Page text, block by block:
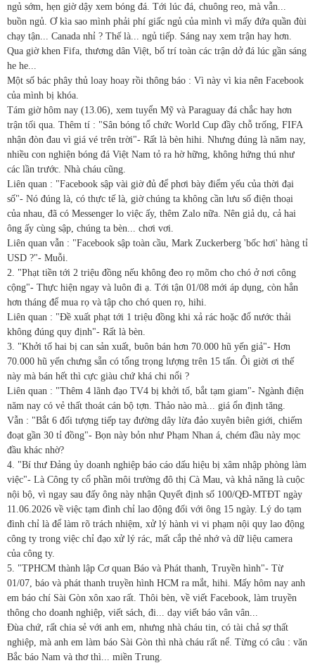
ngủ sớm, hẹn giờ dậy xem bóng đá. Tới lúc đá, chuông reo, mà vẫn...
buồn ngủ. Ơ kìa sao mình phải phí giấc ngủ của mình vì mấy đứa quần đùi
chạy tận... Canada nhỉ ? Thế là... ngủ tiếp. Sáng nay xem trận hay hơn.
Qua giờ khen Fifa, thương dân Việt, bố trí toàn các trận dở đá lúc gần sáng
he he...
Một số bác phây thủ loay hoay rồi thông báo : Vì này vì kia nên Facebook
của mình bị khóa.
Tám giờ hôm nay (13.06), xem tuyển Mỹ và Paraguay đá chắc hay hơn
trận tối qua. Thêm tí : "Sân bóng tổ chức World Cup đầy chỗ trống, FIFA
nhận đòn đau vì giá vé trên trời"- Rất là bèn hihi. Nhưng đúng là năm nay,
nhiều con nghiện bóng đá Việt Nam tỏ ra hờ hững, không hứng thú như
các lần trước. Nhà cháu cũng.
Liên quan : "Facebook sập vài giờ đủ để phơi bày điểm yếu của thời đại
số"- Nó đúng là, có thực tế là, giờ chúng ta không cần lưu số điện thoại
của nhau, đã có Messenger lo việc ấy, thêm Zalo nữa. Nên giả dụ, cả hai
ông ấy cùng sập, chúng ta bèn... chơi vơi.
Liên quan vẫn : "Facebook sập toàn cầu, Mark Zuckerberg 'bốc hơi' hàng tỉ
USD ?"- Muỗi.
2. "Phạt tiền tới 2 triệu đồng nếu không đeo rọ mõm cho chó ở nơi công
cộng"- Thực hiện ngay và luôn đi ạ. Tới tận 01/08 mới áp dụng, còn hẳn
hơn tháng để mua rọ và tập cho chó quen rọ, hihi.
Liên quan : "Đề xuất phạt tới 1 triệu đồng khi xả rác hoặc đổ nước thải
không đúng quy định"- Rất là bèn.
3. "Khởi tố hai bị can sản xuất, buôn bán hơn 70.000 hũ yến giả"- Hơn
70.000 hũ yến chưng sẵn có tổng trọng lượng trên 15 tấn. Ôi giời ơi thế
này mà bán hết thì cực giàu chứ khá chi nổi ?
Liên quan : "Thêm 4 lãnh đạo TV4 bị khởi tố, bắt tạm giam"- Ngành điện
năm nay có vẻ thất thoát cán bộ tợn. Thảo nào mà... giá ổn định tăng.
Vẫn : "Bắt 6 đối tượng tiếp tay đường dây lừa đảo xuyên biên giới, chiếm
đoạt gần 30 tỉ đồng"- Bọn này bỏn như Phạm Nhan á, chém đầu này mọc
đầu khác nhờ?
4. "Bí thư Đảng ủy doanh nghiệp báo cáo dấu hiệu bị xâm nhập phòng làm
việc"- Là Công ty cổ phần môi trường đô thị Cà Mau, và khả năng là cuộc
nội bộ, vì ngay sau đấy ông này nhận Quyết định số 100/QĐ-MTĐT ngày
11.06.2026 về việc tạm đình chỉ lao động đối với ông 15 ngày. Lý do tạm
đình chỉ là để làm rõ trách nhiệm, xử lý hành vi vi phạm nội quy lao động
công ty trong việc chỉ đạo xử lý rác, mất cắp thẻ nhớ và dữ liệu camera
của công ty.
5. "TPHCM thành lập Cơ quan Báo và Phát thanh, Truyền hình"- Từ
01/07, báo và phát thanh truyền hình HCM ra mắt, hihi. Mấy hôm nay anh
em báo chí Sài Gòn xôn xao rất. Thôi bèn, về viết Facebook, làm truyền
thông cho doanh nghiệp, viết sách, đi... dạy viết báo vân vân...
Đùa chứ, rất chia sẻ với anh em, nhưng nhà cháu tin, có tài chả sợ thất
nghiệp, mà anh em làm báo Sài Gòn thì nhà cháu rất nể. Từng có câu : văn
Bắc báo Nam và thơ thì... miền Trung.